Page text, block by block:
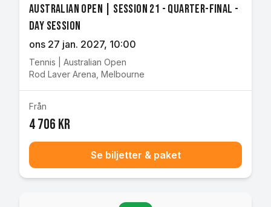
Australian Open | Session 21 - Quarter-final -
Day Session
ons 27 jan. 2027, 10:00
Tennis
Australian Open
Rod Laver Arena Melbourne
Från
4 706 kr
Se biljetter & paket